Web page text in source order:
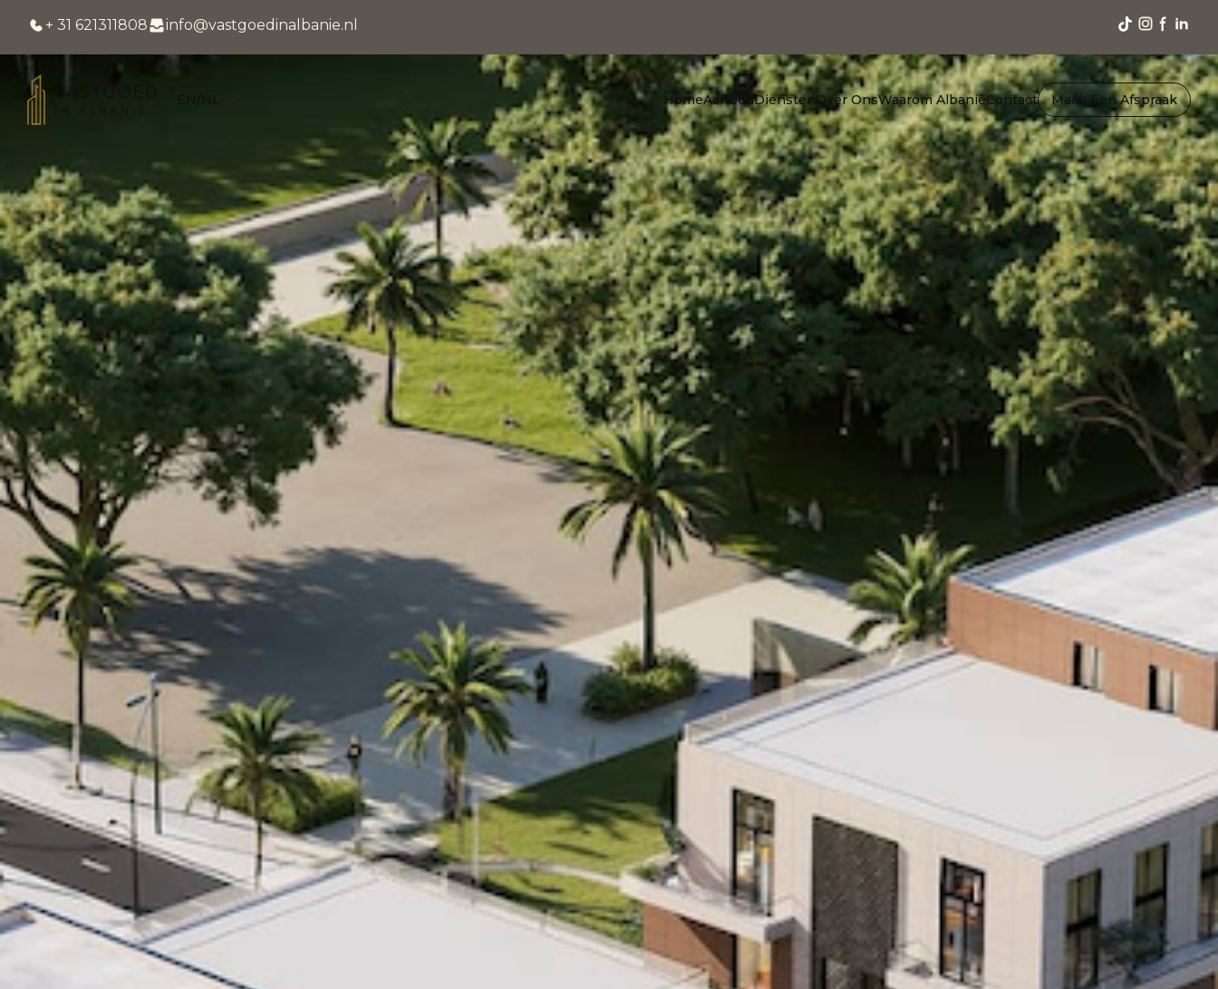
+ 31 621311808 info@vastgoedinalbanie.nl
VASTGOED HomeAanbodDiensten Over OnsWaarom AlbaniëContact Maak Een Afspraak